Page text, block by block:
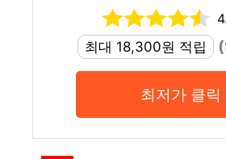
최대 18,300원 적립
최저가 클릭